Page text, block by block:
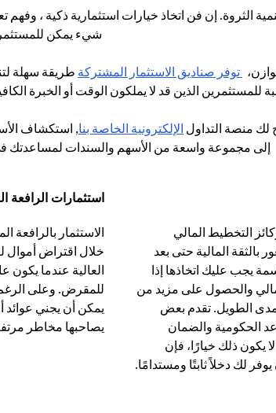
الثروة. إن فن اتخاذ خيارات استثمارية ذكية ،
شيء يمكن للمستثمر
توفر صناديق الاستثمار المشتركة in a new tab
طريقة سهلة
للمستثمرين الذين قد لا يملكون الوقت أو الخبرة
لك منصة التداول الإلكترونية الخاصة بناin a new tab
, استكشاف
إلى مجموعة واسعة من الأسهم والسندات لمساعدتك
التخطيط المالي
المالية حتى بعد
يجب عليك اتخاذها إذا
والحصول على مزيد من
الطويل. تقدم بعض
الحكومية والضمان
يكون ذلك خيارًا، فإن
لك دخلاً ثابتًا ومستدامًا.
استثمارات الرافعة
الاستثمار بالرافعة
خلال اقتراض أموال
العالية عندما يكون
للمقرض. وعلى الرغم
يمكن أن يجني عوائد
يصاحبها مخاطر